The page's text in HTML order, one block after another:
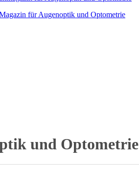
und Optometrie